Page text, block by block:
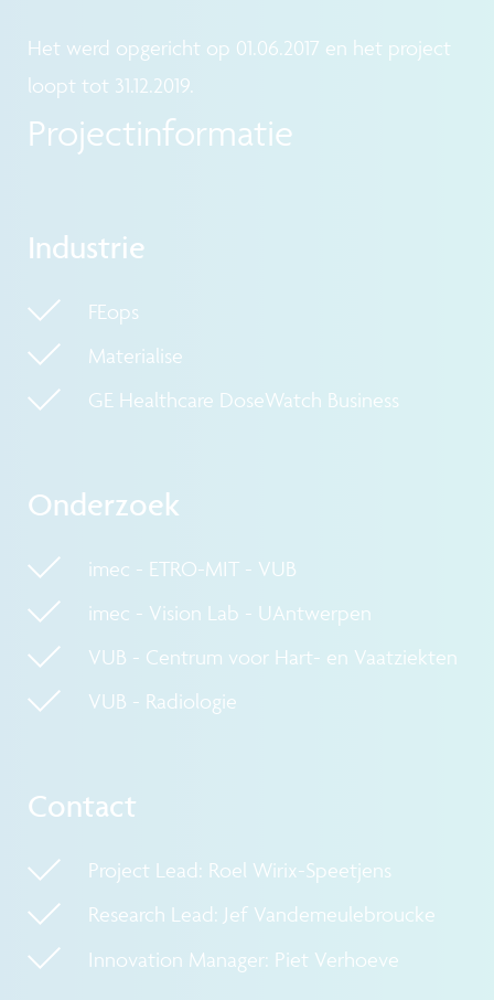
Het werd opgericht op 01.06.2017 en het project
loopt tot 31.12.2019.
Projectinformatie
Industrie
FEops
Materialise
GE Healthcare DoseWatch Business
Onderzoek
imec - ETRO-MIT - VUB
imec - Vision Lab - UAntwerpen
VUB - Centrum voor Hart- en Vaatziekten
VUB - Radiologie
Contact
Project Lead: Roel Wirix-Speetjens
Research Lead: Jef Vandemeulebroucke
Innovation Manager: Piet Verhoeve